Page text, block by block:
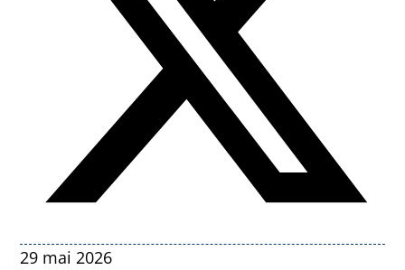
29 mai 2026